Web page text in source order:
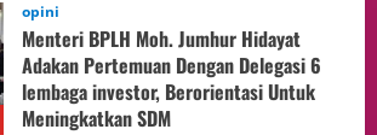
Health
Aliyuddin: Anak Indonesia di Luar Negeri
Harus Berprestasi, Berkarakter, dan
Menjaga Nama Baik Bangsa
05/08/2026